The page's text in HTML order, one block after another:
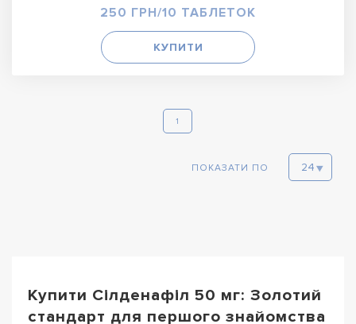
250 ГРН/10 ТАБЛЕТОК
КУПИТИ
1
ПОКАЗАТИ ПО
Купити Сілденафіл 50 мг: Золотий
стандарт для першого знайомства